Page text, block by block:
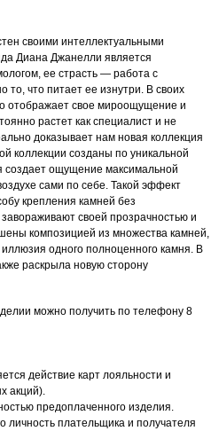
своими интеллектуальными
Диана Джанелли является
ее страсть — работа с
что питает ее изнутри. В своих
отображает свое мироощущение и
растет как специалист и не
доказывает нам новая коллекция
коллекции созданы по уникальной
создает ощущение максимальной
сами по себе. Такой эффект
крепления камней без
своей прозрачностью и
композицией из множества камней,
одного полноценного камня. В
раскрыла новую сторону
можно получить по телефону 8
действие карт лояльности и
акций).
предоплаченного изделия.
плательщика и получателя